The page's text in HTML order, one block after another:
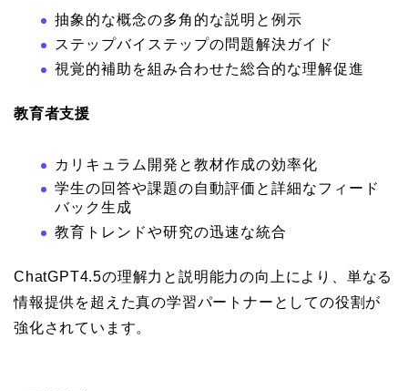
抽象的な概念の多角的な説明と例示
ステップバイステップの問題解決ガイド
視覚的補助を組み合わせた総合的な理解促進
教育者支援
カリキュラム開発と教材作成の効率化
学生の回答や課題の自動評価と詳細なフィード
バック生成
教育トレンドや研究の迅速な統合
ChatGPT4.5の理解力と説明能力の向上により、単なる
情報提供を超えた真の学習パートナーとしての役割が
強化されています。